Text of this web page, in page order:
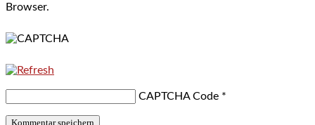
Browser.
CAPTCHA Code *